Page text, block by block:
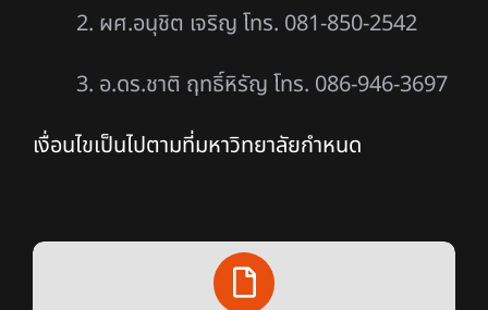
2. ผศ.อนุชิต เจริญ โทร. 081-850-2542
3. อ.ดร.ชาติ ฤทธิ์หิรัญ โทร. 086-946-3697
เงื่อนไขเป็นไปตามที่มหาวิทยาลัยกำหนด